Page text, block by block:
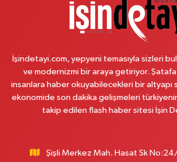
Papatya Eczanesi
Petroliş Mahallesi Nirengi Sokak No:11 A Hüseyin
Yavuz Selim Orta Okul Karşısı
Osman Eczanesi
Osmanağa Mahallesi Kuşdili Caddesi No:55 A
0 (216) 784 30 99 Yol Tarifi Al
Veliefendi Mahallesi Çırpıcı Yolu B Sokak 1-B
İşindetayi.com, yepyeni temasıyla sizleri
ve modernizmi bir araya getiriyor.
insanlara haber okuyabilecekleri bir altyapı
ekonomide son dakika gelişmeleri
takip edilen flash haber sitesi İşin
Şişli Merkez Mah. Hasat Sk